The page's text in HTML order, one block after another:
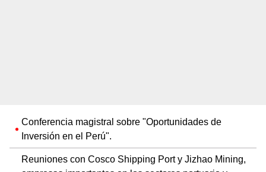
Conferencia magistral sobre "Oportunidades de
Inversión en el Perú".
Reuniones con Cosco Shipping Port y Jizhao Mining,